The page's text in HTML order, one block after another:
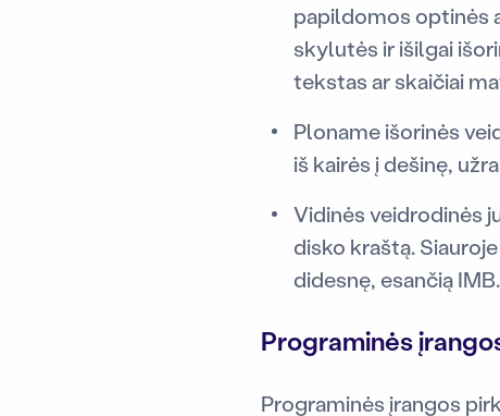
papildomos optinės
skylutės ir išilgai
tekstas ar skaičiai
Ploname išorinės
iš kairės į dešinę,
Vidinės veidrodinės
disko kraštą.
didesnę, esančią
Programinės
Programinės įrangos